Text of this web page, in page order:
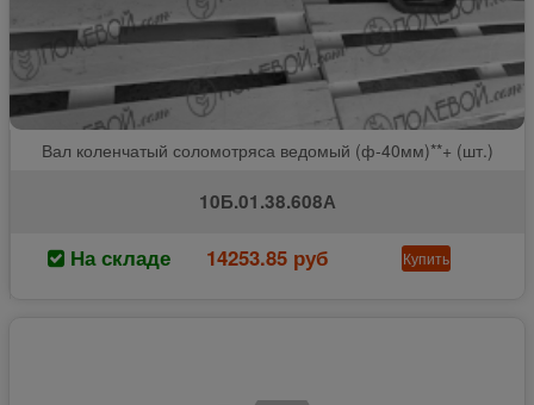
Вал коленчатый соломотряса ведомый (ф-40мм)**+ (шт.)
10Б.01.38.608А
На складе 14253.85 руб Купить